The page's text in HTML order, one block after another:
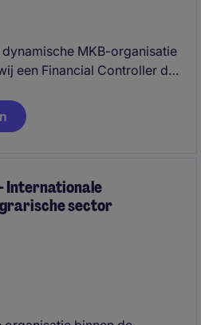
MKB-organisatie
een Financial Controller die
processen. In deze
met het management en
Internationale
sector